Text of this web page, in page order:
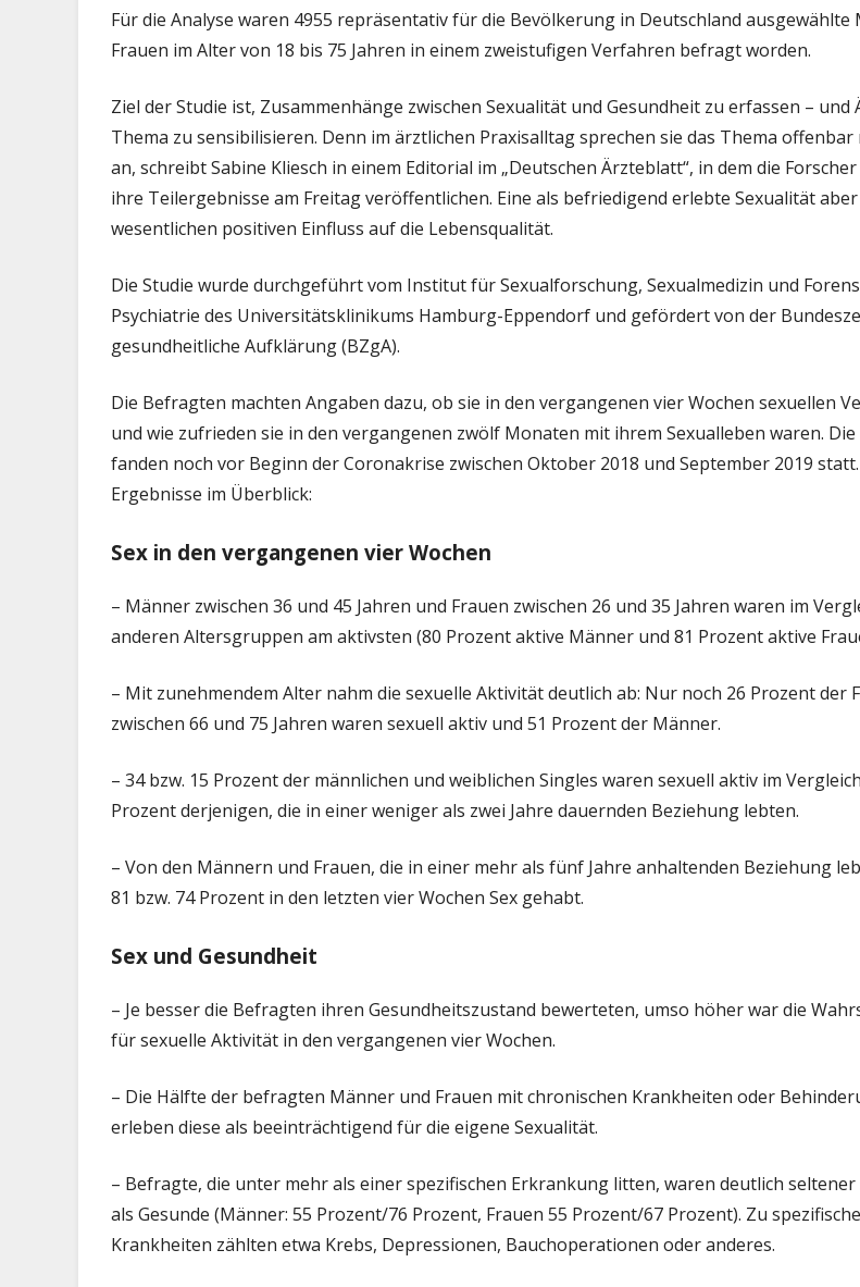
Für die Analyse waren 4955 repräsentativ für die Bevölkerung in Deutschland ausgewählte
Frauen im Alter von 18 bis 75 Jahren in einem zweistufigen Verfahren befragt worden.
Ziel der Studie ist, Zusammenhänge zwischen Sexualität und Gesundheit zu erfassen – und
Thema zu sensibilisieren. Denn im ärztlichen Praxisalltag sprechen sie das Thema
an, schreibt Sabine Kliesch in einem Editorial im „Deutschen Ärzteblatt“, in dem die
ihre Teilergebnisse am Freitag veröffentlichen. Eine als befriedigend erlebte Sexualität
wesentlichen positiven Einfluss auf die Lebensqualität.
Die Studie wurde durchgeführt vom Institut für Sexualforschung, Sexualmedizin und
Psychiatrie des Universitätsklinikums Hamburg-Eppendorf und gefördert von der
gesundheitliche Aufklärung (BZgA).
Die Befragten machten Angaben dazu, ob sie in den vergangenen vier Wochen sexuellen
und wie zufrieden sie in den vergangenen zwölf Monaten mit ihrem Sexualleben waren.
fanden noch vor Beginn der Coronakrise zwischen Oktober 2018 und September 2019
Ergebnisse im Überblick:
Sex in den vergangenen vier Wochen
– Männer zwischen 36 und 45 Jahren und Frauen zwischen 26 und 35 Jahren waren im
anderen Altersgruppen am aktivsten (80 Prozent aktive Männer und 81 Prozent aktive
– Mit zunehmendem Alter nahm die sexuelle Aktivität deutlich ab: Nur noch 26 Prozent der
zwischen 66 und 75 Jahren waren sexuell aktiv und 51 Prozent der Männer.
– 34 bzw. 15 Prozent der männlichen und weiblichen Singles waren sexuell aktiv im
Prozent derjenigen, die in einer weniger als zwei Jahre dauernden Beziehung lebten.
– Von den Männern und Frauen, die in einer mehr als fünf Jahre anhaltenden Beziehung
81 bzw. 74 Prozent in den letzten vier Wochen Sex gehabt.
Sex und Gesundheit
– Je besser die Befragten ihren Gesundheitszustand bewerteten, umso höher war die
für sexuelle Aktivität in den vergangenen vier Wochen.
– Die Hälfte der befragten Männer und Frauen mit chronischen Krankheiten oder
erleben diese als beeinträchtigend für die eigene Sexualität.
– Befragte, die unter mehr als einer spezifischen Erkrankung litten, waren deutlich
als Gesunde (Männer: 55 Prozent/76 Prozent, Frauen 55 Prozent/67 Prozent). Zu
Krankheiten zählten etwa Krebs, Depressionen, Bauchoperationen oder anderes.